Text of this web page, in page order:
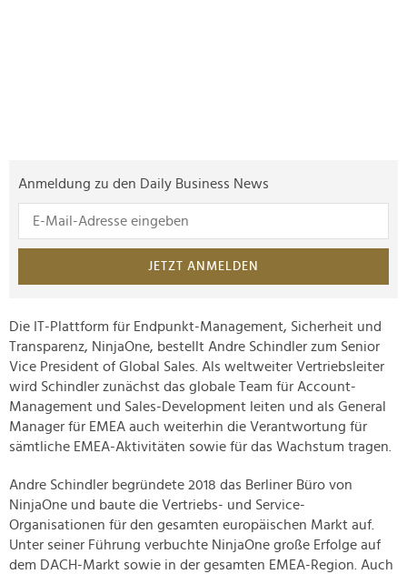
Anmeldung zu den Daily Business News
JETZT ANMELDEN
Die IT-Plattform für Endpunkt-Management, Sicherheit und
Transparenz, NinjaOne, bestellt Andre Schindler zum Senior
Vice President of Global Sales. Als weltweiter Vertriebsleiter
wird Schindler zunächst das globale Team für Account-
Management und Sales-Development leiten und als General
Manager für EMEA auch weiterhin die Verantwortung für
sämtliche EMEA-Aktivitäten sowie für das Wachstum tragen.
Andre Schindler begründete 2018 das Berliner Büro von
NinjaOne und baute die Vertriebs- und Service-
Organisationen für den gesamten europäischen Markt auf.
Unter seiner Führung verbuchte NinjaOne große Erfolge auf
dem DACH-Markt sowie in der gesamten EMEA-Region. Auch